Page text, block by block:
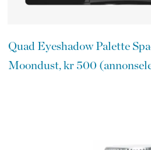
Quad Eyeshadow Palette
Moondust, kr 500